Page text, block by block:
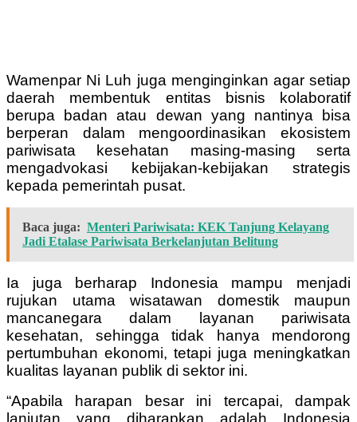
Wamenpar Ni Luh juga menginginkan agar setiap
daerah membentuk entitas bisnis kolaboratif
berupa badan atau dewan yang nantinya bisa
berperan dalam mengoordinasikan ekosistem
pariwisata kesehatan masing-masing serta
mengadvokasi kebijakan-kebijakan strategis
kepada pemerintah pusat.
Baca juga: Menteri Pariwisata: KEK Tanjung Kelayang
Jadi Etalase Pariwisata Berkelanjutan Belitung
Ia juga berharap Indonesia mampu menjadi
rujukan utama wisatawan domestik maupun
mancanegara dalam layanan pariwisata
kesehatan, sehingga tidak hanya mendorong
pertumbuhan ekonomi, tetapi juga meningkatkan
kualitas layanan publik di sektor ini.
“Apabila harapan besar ini tercapai, dampak
lanjutan yang diharapkan adalah Indonesia